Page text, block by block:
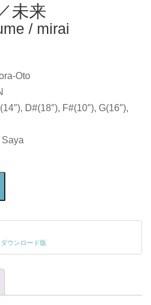
未来
/ mirai
Oto
D#(18″), F#(10″), G(16″),
ダウンロード版